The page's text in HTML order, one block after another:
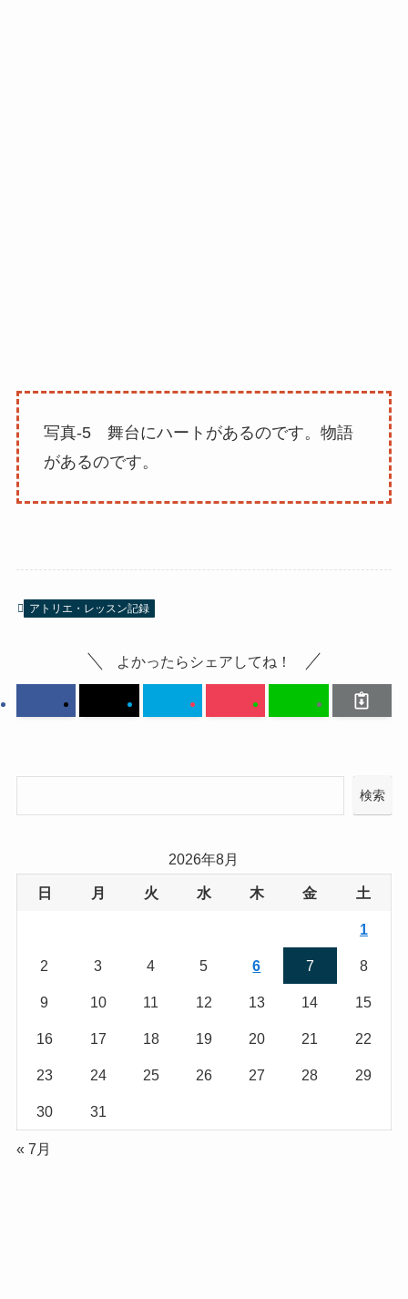
写真-5 舞台にハートがあるのです。物語
があるのです。
アトリエ・レッスン記録
よかったらシェアしてね！
検索
2026年8月
日 月 火 水 木 金 土
1
2 3 4 5 6 7 8
9 10 11 12 13 14 15
16 17 18 19 20 21 22
23 24 25 26 27 28 29
30 31
« 7月